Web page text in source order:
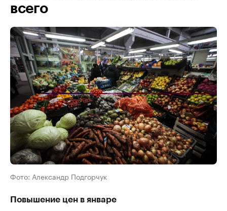
всего
Фото: Александр Подгорчук
Повышение цен в январе